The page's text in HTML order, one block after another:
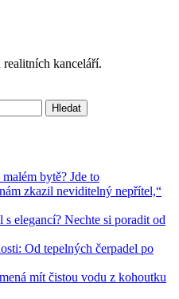
realitních kanceláří.
bytě? Jde to
zkazil neviditelný nepřítel,“
elegancí? Nechte si poradit od
Od tepelných čerpadel po
mít čistou vodu z kohoutku